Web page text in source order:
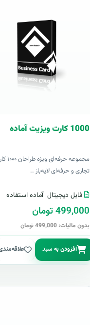
1000 کارت ويزيت آماده
تجاری و حرفه‌ای لایه‌باز ..
فایل دیجیتال آماده استفاده
499,000 تومان
بدون مالیات: 499,000 تومان
افزودن به سبد